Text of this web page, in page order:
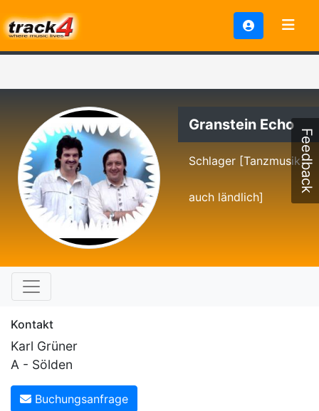
Granstein Echo
Schlager [Tanzmusik
auch ländlich]
Kontakt
Karl Grüner
A - Sölden
Buchungsanfrage
Feedback